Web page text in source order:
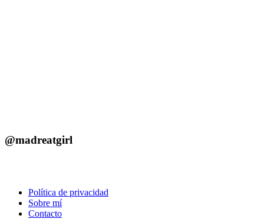
@madreatgirl
Política de privacidad
Sobre mí
Contacto